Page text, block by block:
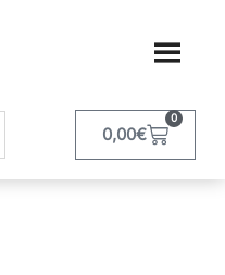
0,00€
0